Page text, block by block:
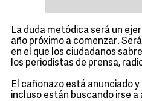
La duda metódica será un
año próximo a comenzar.
en el que los ciudadanos
los periodistas de prensa,
El cañonazo está anunciado
incluso están buscando irse